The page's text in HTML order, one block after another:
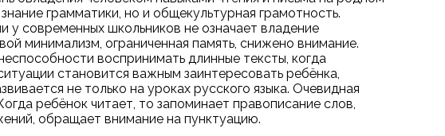
грамматики, но и общекультурная грамотность.
у современных школьников не означает владение
минимализм, ограниченная память, снижено внимание.
воспринимать длинные тексты, когда
становится важным заинтересовать ребёнка,
не только на уроках русского языка. Очевидная
ребёнок читает, то запоминает правописание слов,
обращает внимание на пунктуацию.